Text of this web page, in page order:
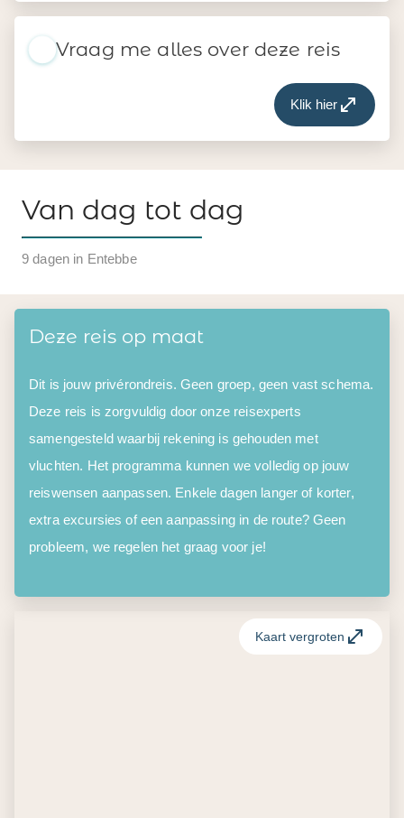
Vraag me alles over deze reis
Klik hier
Van dag tot dag
9 dagen in Entebbe
Deze reis op maat
Dit is jouw privérondreis. Geen groep, geen vast schema.
Deze reis is zorgvuldig door onze reisexperts
samengesteld waarbij rekening is gehouden met
vluchten. Het programma kunnen we volledig op jouw
reiswensen aanpassen. Enkele dagen langer of korter,
extra excursies of een aanpassing in de route? Geen
probleem, we regelen het graag voor je!
Kaart vergroten